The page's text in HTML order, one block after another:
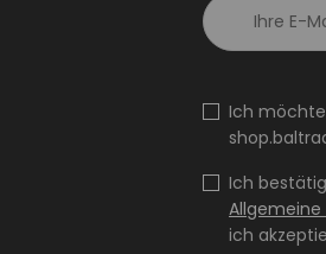
Ich
Ich
Allgemeine
ich